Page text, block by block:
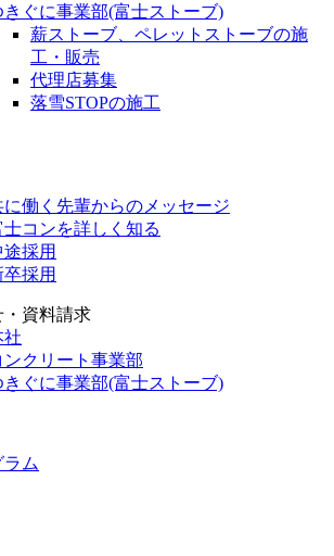
きぐに事業部(富士ストーブ)
薪ストーブ、ペレットストーブの施
工・販売
代理店募集
落雪STOPの施工
に働く先輩からのメッセージ
士コンを詳しく知る
途採用
卒採用
・資料請求
社
ンクリート事業部
きぐに事業部(富士ストーブ)